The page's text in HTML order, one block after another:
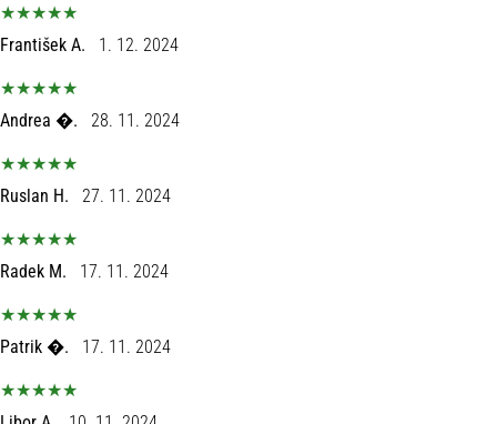
František A. 1. 12. 2024
Andrea �. 28. 11. 2024
Ruslan H. 27. 11. 2024
Radek M. 17. 11. 2024
Patrik �. 17. 11. 2024